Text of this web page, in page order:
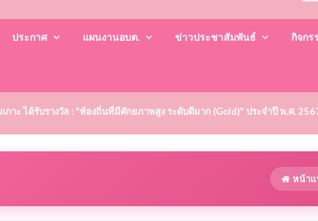
ประกาศ แผนงานอบต. ข่าวประชาสัมพันธ์ กิจกร
กาะ ได้รับรางวัล : "ท้องถิ่นที่มีศักยภาพสูง ระดับดีมาก (Gold)" ประจำปี พ.ศ.
หน้าแ